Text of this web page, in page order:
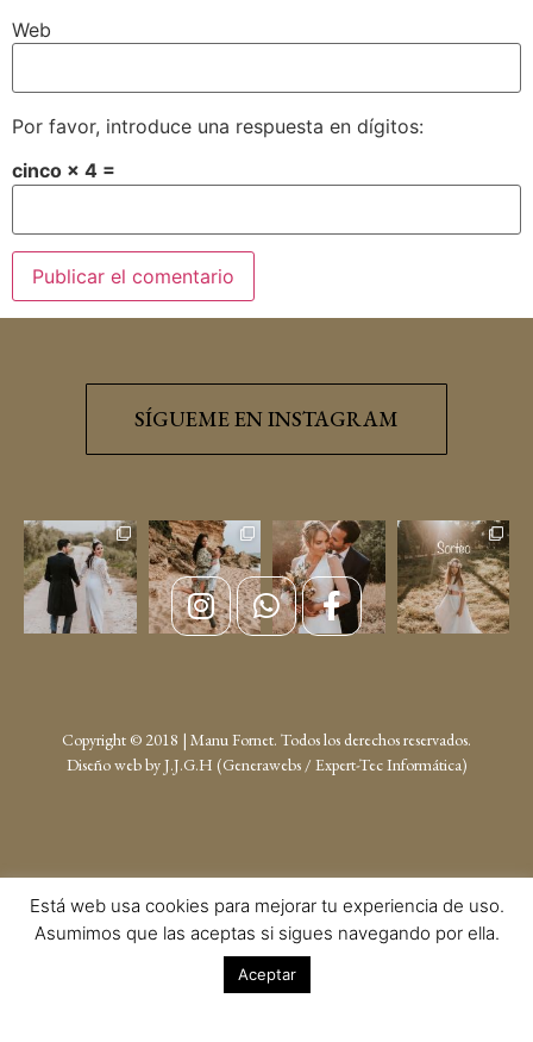
Web
Por favor, introduce una respuesta en dígitos:
cinco × 4 =
SÍGUEME EN INSTAGRAM
Copyright © 2018 | Manu Fornet. Todos los derechos reservados.
Diseño web byJ.J.G.H (Generawebs / Expert-Tec Informática)
Está web usa cookies para mejorar tu experiencia de uso.
Asumimos que las aceptas si sigues navegando por ella.
Aceptar